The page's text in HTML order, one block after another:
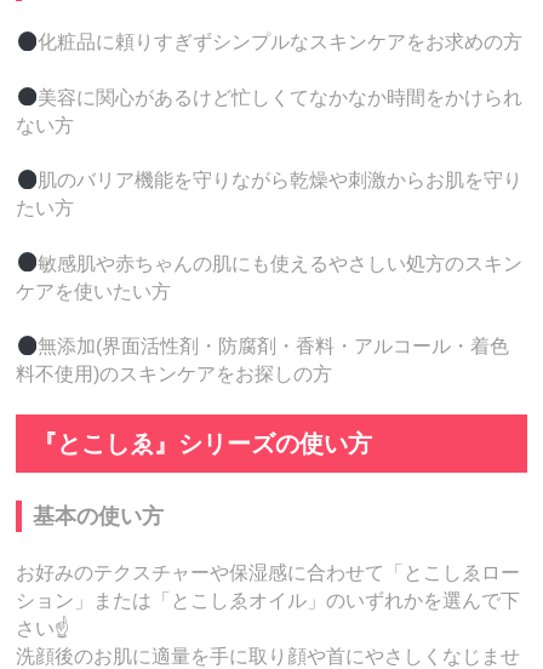
化粧品に頼りすぎずシンプルなスキンケアをお求めの方
美容に関心があるけど忙しくてなかなか時間をかけられ
ない方
肌のバリア機能を守りながら乾燥や刺激からお肌を守り
たい方
敏感肌や赤ちゃんの肌にも使えるやさしい処方のスキン
ケアを使いたい方
無添加(界面活性剤・防腐剤・香料・アルコール・着色
料不使用)のスキンケアをお探しの方
『とこしゑ』シリーズの使い方
基本の使い方
お好みのテクスチャーや保湿感に合わせて「とこしゑロー
ション」または「とこしゑオイル」のいずれかを選んで下
さい☝️
洗顔後のお肌に適量を手に取り顔や首にやさしくなじませ